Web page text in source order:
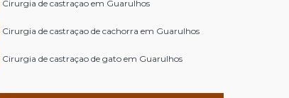
Cirurgia de castraçao em Guarulhos
Cirurgia de castraçao de cachorra em Guarulhos
Cirurgia de castraçao de gato em Guarulhos